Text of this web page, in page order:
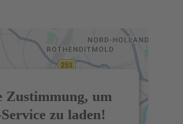
Zustimmung, um
zu laden!